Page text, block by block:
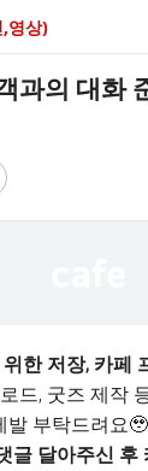
영상)
과의 대화
한 저장, 카페
드, 굿즈 제작
발 부탁드려요
글 달아주신 후